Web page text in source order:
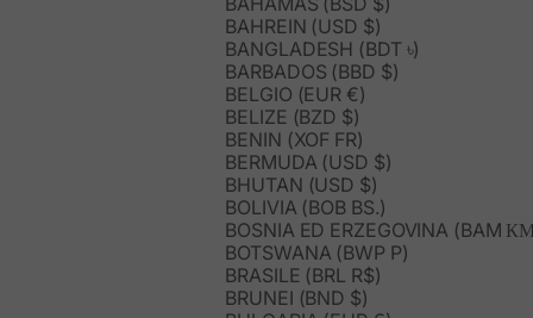
BAHREIN (USD $)
BANGLADESH (BDT ৳)
BARBADOS (BBD $)
BELGIO (EUR €)
BELIZE (BZD $)
BENIN (XOF FR)
BERMUDA (USD $)
BHUTAN (USD $)
BOLIVIA (BOB BS.)
BOSNIA ED ERZEGOVINA (BAM
BOTSWANA (BWP P)
BRASILE (BRL R$)
BRUNEI (BND $)